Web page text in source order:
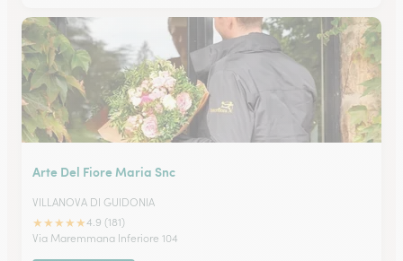
Arte Del Fiore Maria Snc
VILLANOVA DI GUIDONIA
★★★★★4.9 (181)
Via Maremmana Inferiore 104